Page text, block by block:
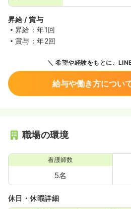
昇給 / 賞与
昇給：年1回
賞与：年2回
希望や経験をもとに、
給与や働き方につい
職場の環境
看護師数
5名
休日・休暇詳細